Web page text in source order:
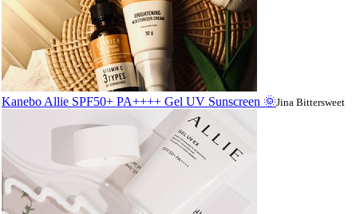
Kanebo Allie SPF50+ PA++++ Gel UV Sunscreen 🌞Jina Bittersweet